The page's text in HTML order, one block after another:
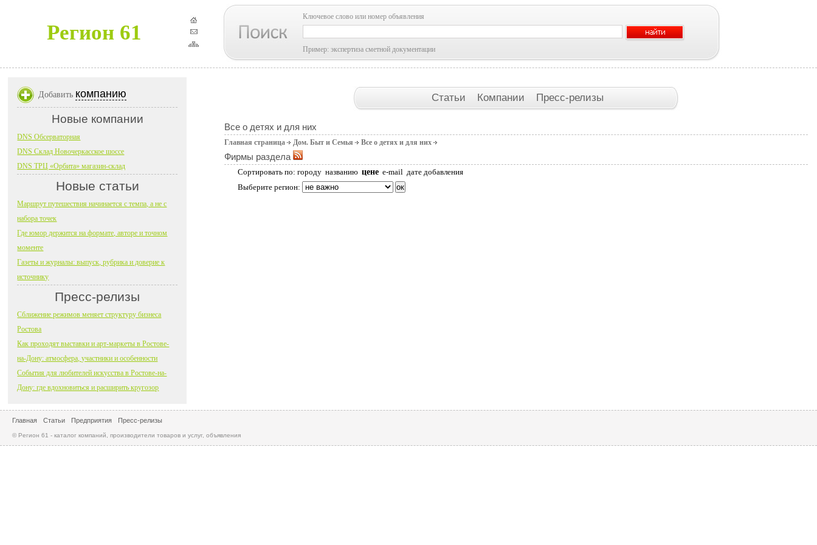
Регион 61
Ключевое слово или номер объявления
Пример: экспертиза сметной документации
Статьи Компании Пресс-релизы
Все о детях и для них
Главная страница Дом. Быт и Семья Все о детях и для них
Фирмы раздела
Сортировать по: городу названию цене e-mail дате добавления
Выберите регион:
Добавить компанию
Новые компании
DNS Обсерваторная
DNS Склад Новочеркасское шоссе
DNS ТРЦ «Орбита» магазин-склад
Новые статьи
Маршрут путешествия начинается с темпа, а не с
набора точек
Где юмор держится на формате, авторе и точном
моменте
Газеты и журналы: выпуск, рубрика и доверие к
источнику
Пресс-релизы
Сближение режимов меняет структуру бизнеса
Ростова
Как проходят выставки и арт-маркеты в Ростове-
на-Дону: атмосфера, участники и особенности
События для любителей искусства в Ростове-на-
Дону: где вдохновиться и расширить кругозор
Главная Статьи Предприятия Пресс-релизы
© Регион 61 - каталог компаний, производители товаров и услуг, объявления